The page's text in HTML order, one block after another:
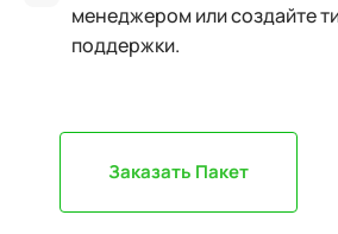
менеджером или создайте
поддержки.
Заказать Пакет